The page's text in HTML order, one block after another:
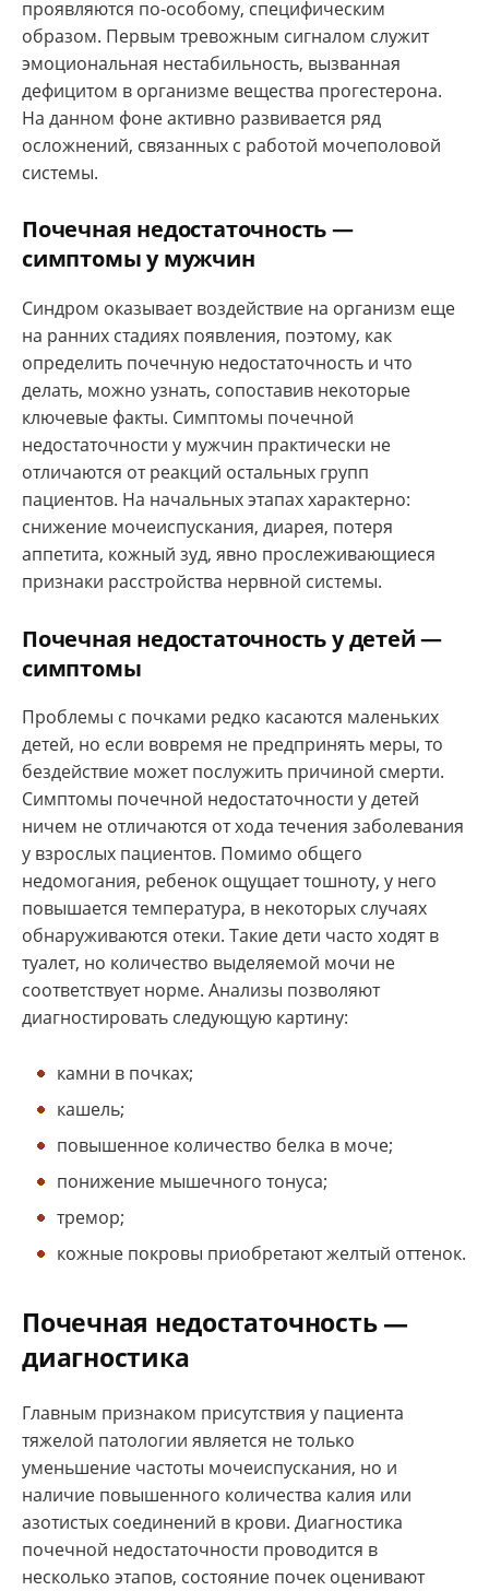
проявляются по-особому, специфическим
образом. Первым тревожным сигналом служит
эмоциональная нестабильность, вызванная
дефицитом в организме вещества прогестерона.
На данном фоне активно развивается ряд
осложнений, связанных с работой мочеполовой
системы.
Почечная недостаточность —
симптомы у мужчин
Синдром оказывает воздействие на организм еще
на ранних стадиях появления, поэтому, как
определить почечную недостаточность и что
делать, можно узнать, сопоставив некоторые
ключевые факты. Симптомы почечной
недостаточности у мужчин практически не
отличаются от реакций остальных групп
пациентов. На начальных этапах характерно:
снижение мочеиспускания, диарея, потеря
аппетита, кожный зуд, явно прослеживающиеся
признаки расстройства нервной системы.
Почечная недостаточность у детей —
симптомы
Проблемы с почками редко касаются маленьких
детей, но если вовремя не предпринять меры, то
бездействие может послужить причиной смерти.
Симптомы почечной недостаточности у детей
ничем не отличаются от хода течения заболевания
у взрослых пациентов. Помимо общего
недомогания, ребенок ощущает тошноту, у него
повышается температура, в некоторых случаях
обнаруживаются отеки. Такие дети часто ходят в
туалет, но количество выделяемой мочи не
соответствует норме. Анализы позволяют
диагностировать следующую картину:
камни в почках;
кашель;
повышенное количество белка в моче;
понижение мышечного тонуса;
тремор;
кожные покровы приобретают желтый оттенок.
Почечная недостаточность —
диагностика
Главным признаком присутствия у пациента
тяжелой патологии является не только
уменьшение частоты мочеиспускания, но и
наличие повышенного количества калия или
азотистых соединений в крови. Диагностика
почечной недостаточности проводится в
несколько этапов, состояние почек оценивают